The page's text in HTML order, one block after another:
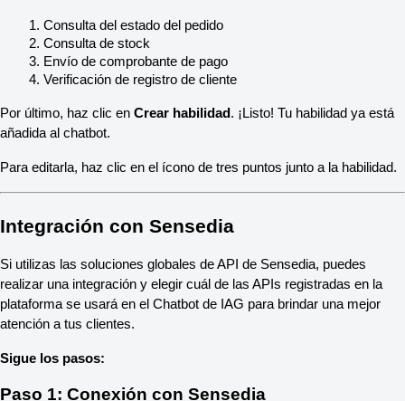
Consulta del estado del pedido
Consulta de stock
Envío de comprobante de pago
Verificación de registro de cliente
Por último, haz clic en Crear habilidad . ¡Listo! Tu habilidad ya está
añadida al chatbot.
Para editarla, haz clic en el ícono de tres puntos junto a la habilidad.
Integración con Sensedia
Si utilizas las soluciones globales de API de Sensedia, puedes
realizar una integración y elegir cuál de las APIs registradas en la
plataforma se usará en el Chatbot de IAG para brindar una mejor
atención a tus clientes.
Sigue los pasos:
Paso 1: Conexión con Sensedia